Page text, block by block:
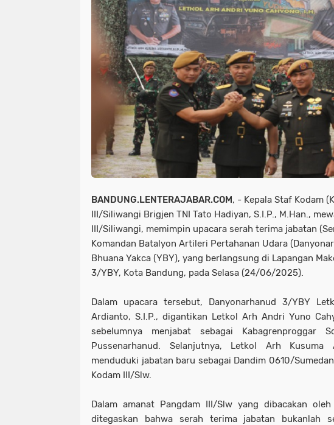
BANDUNG.LENTERAJABAR.COM, - Kepala Staf Kodam
III/Siliwangi Brigjen TNI Tato Hadiyan, S.I.P., M.Han.,
III/Siliwangi, memimpin upacara serah terima jabatan
Komandan Batalyon Artileri Pertahanan Udara
Bhuana Yakca (YBY), yang berlangsung di Lapangan
3/YBY, Kota Bandung, pada Selasa (24/06/2025).
Dalam upacara tersebut, Danyonarhanud 3/YBY
Ardianto, S.I.P., digantikan Letkol Arh Andri Yuno
sebelumnya menjabat sebagai Kabagrenproggar
Pussenarhanud. Selanjutnya, Letkol Arh Kusuma
menduduki jabatan baru sebagai Dandim 0610/
Kodam III/Slw.
Dalam amanat Pangdam III/Slw yang dibacakan oleh
ditegaskan bahwa serah terima jabatan bukanlah